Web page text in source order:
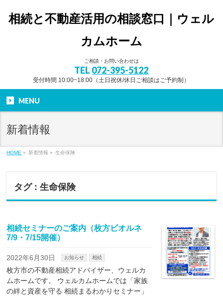
相続と不動産活用の相談窓口｜ウェル
カムホーム
ご相談・お問い合わせは
TEL 072-395-5122
受付時間 10:00~18:00（土日祝休/休日ご相談はご予約制）
MENU
新着情報
HOME » 新着情報 » 生命保険
タグ : 生命保険
相続セミナーのご案内（枚方ビオルネ
7/9・7/15開催）
2022年6月30日 お知らせ 相続
枚方市の不動産相続アドバイザー、ウェルカ
ムホームです。 ウェルカムホームでは「家族
の絆と資産を守る 相続まるわかりセミナー」